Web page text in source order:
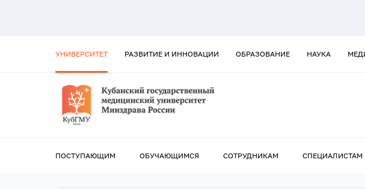
УНИВЕРСИТЕТ РАЗВИТИЕ И ИННОВАЦИИ ОБРАЗОВАНИЕ НАУКА
ПОСТУПАЮЩИМ ОБУЧАЮЩИМСЯ СОТРУДНИКАМ СПЕЦИАЛИСТАМ